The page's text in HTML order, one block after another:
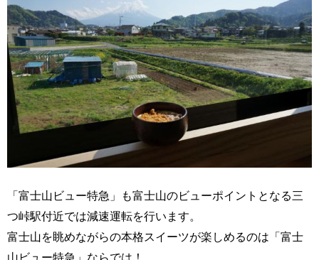
「富士山ビュー特急」も富士山のビューポイントとなる三
つ峠駅付近では減速運転を行います。
富士山を眺めながらの本格スイーツが楽しめるのは「富士
山ビュー特急」ならでは！